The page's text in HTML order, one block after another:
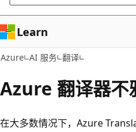
Learn
Azure AI 服务 翻译
Azure 翻译器不
在大多数情况下，Azure